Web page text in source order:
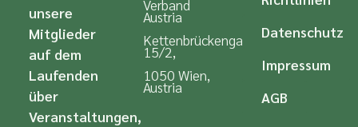
Verband
Austria
Kettenbrückengasse
15/2,
1050 Wien,
Austria
unsere
Mitglieder
auf dem
Laufenden
über
Veranstaltungen,
Datenschutz
Impressum
AGB